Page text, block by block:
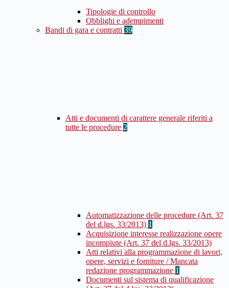
Tipologie di controllo
Obblighi e adempimenti
Bandi di gara e contratti 39
Atti e documenti di carattere generale riferiti a
tutte le procedure 2
Automatizzazione delle procedure (Art. 37
del d.lgs. 33/2013) 1
Acquisizione interesse realizzazione opere
incompiute (Art. 37 del d.lgs. 33/2013)
Atti relativi alla programmazione di lavori,
opere, servizi e forniture / Mancata
redazione programmazione 1
Documenti sul sistema di qualificazione